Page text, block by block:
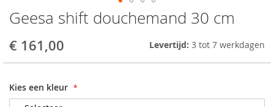
Geesa shift douchemand 30 cm
€ 161,00 Levertijd: 3 tot 7 werkdagen
Kies een kleur
Skip
to
the
beginning
of
images
gallery